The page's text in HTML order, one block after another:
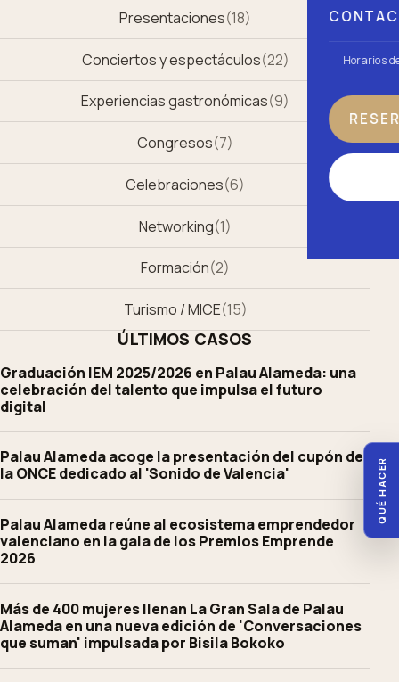
Horarios
QUÉ HACER
Presentaciones(18)
Conciertos y espectáculos(22)
Experiencias gastronómicas(9)
Congresos(7)
Celebraciones(6)
Networking(1)
Formación(2)
Turismo / MICE(15)
ÚLTIMOS CASOS
Graduación IEM 2025/2026 en Palau Alameda: una
celebración del talento que impulsa el futuro
digital
Palau Alameda acoge la presentación del cupón de
la ONCE dedicado al 'Sonido de Valencia'
Palau Alameda reúne al ecosistema emprendedor
valenciano en la gala de los Premios Emprende
2026
Más de 400 mujeres llenan La Gran Sala de Palau
Alameda en una nueva edición de 'Conversaciones
que suman' impulsada por Bisila Bokoko